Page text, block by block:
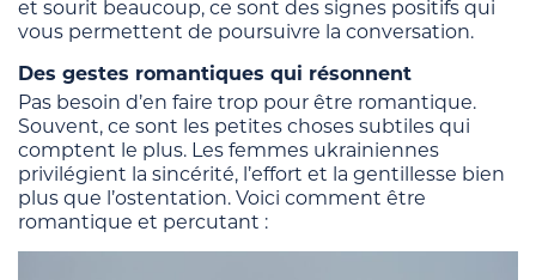
et sourit beaucoup, ce sont des signes positifs qui
vous permettent de poursuivre la conversation.
Des gestes romantiques qui résonnent
Pas besoin d’en faire trop pour être romantique.
Souvent, ce sont les petites choses subtiles qui
comptent le plus. Les femmes ukrainiennes
privilégient la sincérité, l’effort et la gentillesse bien
plus que l’ostentation. Voici comment être
romantique et percutant :